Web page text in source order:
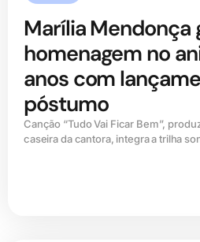
Marília Mendonça
homenagem no
anos com
póstumo
Canção “Tudo Vai Ficar Bem”,
caseira da cantora, integra a trilha